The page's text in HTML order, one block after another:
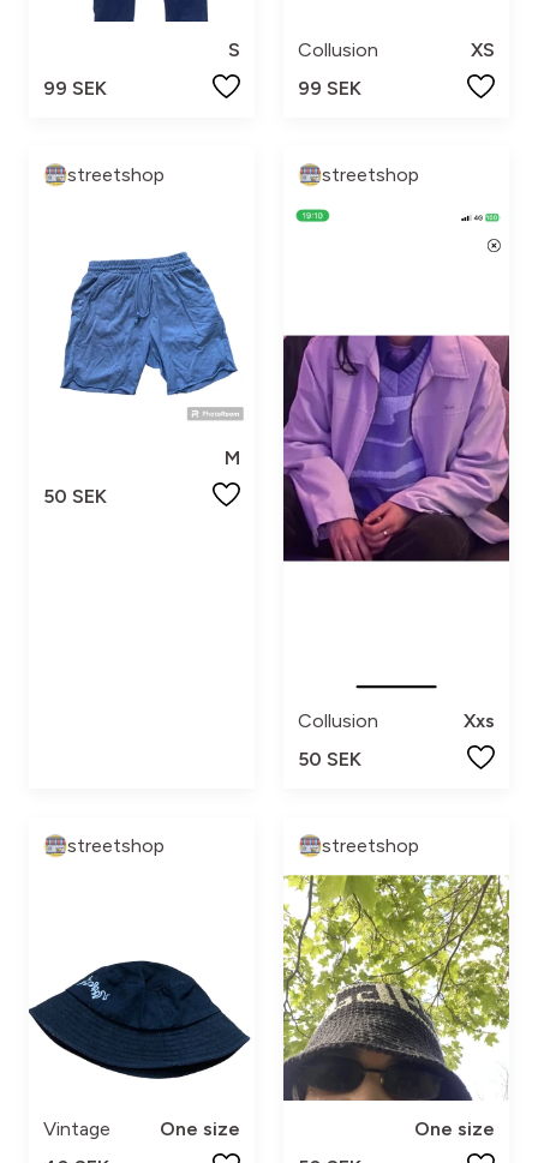
S
99 SEK
Collusion
XS
99 SEK
streetshop
M
50 SEK
streetshop
Collusion
Xxs
50 SEK
streetshop
Vintage
One size
streetshop
One size